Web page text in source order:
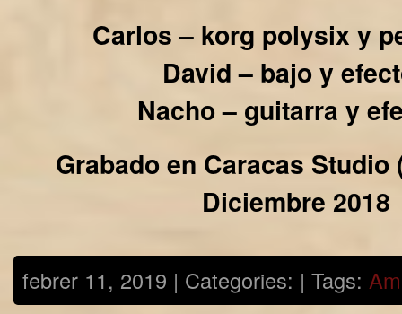
Carlos – korg polysix y
David – bajo y
Nacho – guitarra y
Grabado en Caracas Studio
Diciembre 2018
febrer 11, 2019 | Categories: | Tags: